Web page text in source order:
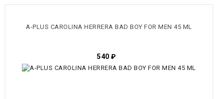
A-PLUS CAROLINA HERRERA BAD BOY FOR MEN 45 ML
540 ₽